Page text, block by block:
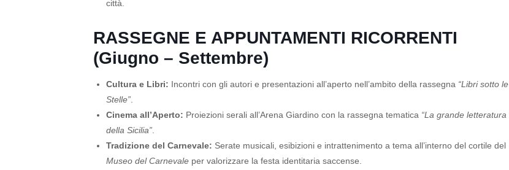
città.
RASSEGNE E APPUNTAMENTI RICORRENTI
(Giugno – Settembre)
Cultura e Libri: Incontri con gli autori e presentazioni all’aperto nell’ambito della rassegna “Libri sotto le
Stelle”
Cinema all’Aperto: Proiezioni serali all’Arena Giardino con la rassegna tematica “La grande letteratura
della Sicilia”
Tradizione del Carnevale: Serate musicali, esibizioni e intrattenimento a tema all’interno del cortile del
Museo del Carnevale per valorizzare la festa identitaria saccense.